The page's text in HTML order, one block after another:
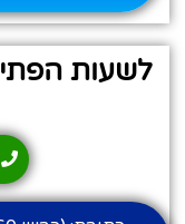
לשעות